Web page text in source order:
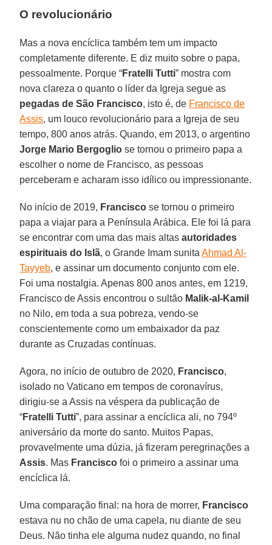
O revolucionário
Mas a nova encíclica também tem um impacto
completamente diferente. E diz muito sobre o papa,
pessoalmente. Porque “Fratelli Tutti” mostra com
nova clareza o quanto o líder da Igreja segue as
pegadas de São Francisco, isto é, de Francisco de
Assis, um louco revolucionário para a Igreja de seu
tempo, 800 anos atrás. Quando, em 2013, o argentino
Jorge Mario Bergoglio se tornou o primeiro papa a
escolher o nome de Francisco, as pessoas
perceberam e acharam isso idílico ou impressionante.
No início de 2019, Francisco se tornou o primeiro
papa a viajar para a Península Arábica. Ele foi lá para
se encontrar com uma das mais altasautoridades
espirituais do Islã, o Grande Imam sunitaAhmad Al-
Tayyeb, e assinar um documento conjunto com ele.
Foi uma nostalgia. Apenas 800 anos antes, em 1219,
Francisco de Assis encontrou o sultão Malik-al-Kamil
no Nilo, em toda a sua pobreza, vendo-se
conscientemente como um embaixador da paz
durante as Cruzadas contínuas.
Agora, no início de outubro de 2020, Francisco,
isolado no Vaticano em tempos de coronavírus,
dirigiu-se a Assis na véspera da publicação de
“Fratelli Tutti”, para assinar a encíclica ali, no 794º
aniversário da morte do santo. Muitos Papas,
provavelmente uma dúzia, já fizeram peregrinações a
Assis. Mas Francisco foi o primeiro a assinar uma
encíclica lá.
Uma comparação final: na hora de morrer, Francisco
estava nu no chão de uma capela, nu diante de seu
Deus. Não tinha ele alguma nudez quando, no final